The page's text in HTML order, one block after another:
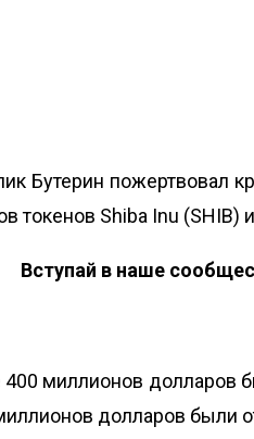
Бутерин
токенов Shiba Inu (SHIB)
Вступай в наше
миллионов
долларов были